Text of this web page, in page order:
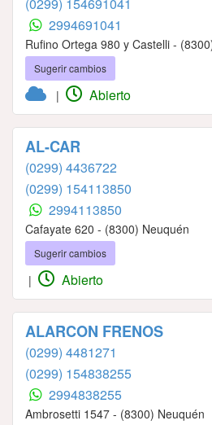
2994691041
Rufino Ortega 980 y Castelli -
Sugerir cambios
| Abierto
AL-CAR
(0299) 4436722
(0299) 154113850
2994113850
Cafayate 620 - (8300) Neuquén
Sugerir cambios
| Abierto
ALARCON FRENOS
(0299) 4481271
(0299) 154838255
2994838255
Ambrosetti 1547 - (8300) Neuquén